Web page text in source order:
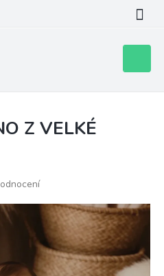
košík
Z VELKÉ